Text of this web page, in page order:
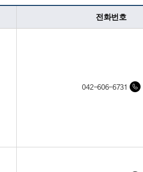
전화번호
042-606-6731